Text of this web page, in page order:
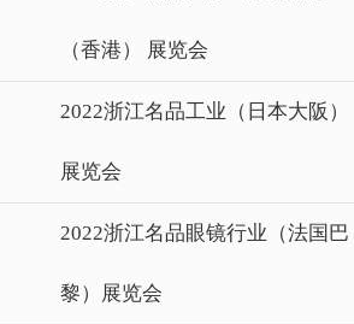
（香港） 展览会
2022浙江名品工业（日本大阪）
展览会
2022浙江名品眼镜行业（法国巴
黎）展览会